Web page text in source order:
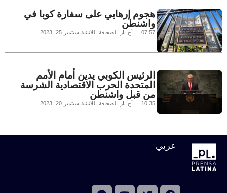
هجوم إرهابي على سفارة كوبا في
واشنطن
07:57 أخ بار الصحافة اللاتينية سبتمبر 25, 2023
الرئيس الكوبي يدين أمام الأمم
المتحدة الحرب الاقتصادية الشرسة
من قبل واشنطن
10:35 أخ بار الصحافة اللاتينية سبتمبر 20, 2023
عربي